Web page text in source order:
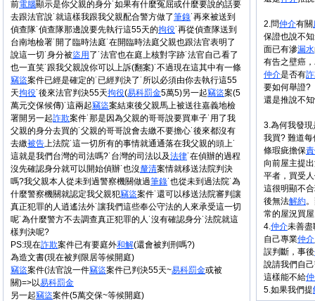
2.問仲介有關
保證也說不
面已有滲漏水
有告之壁癌
仲介是否有
要如何舉證?
還是推說不
3.為何我發現
我買? 難道每
條瑕疵擔保
向前屋主提
平者，買受
這很明顯不
後無法解約
常的屋況買
4.仲介未善盡
自己專業仲介
誤判斷，事後
說請我們自
這樣能不給
5.如果我們提
前電腦顯示是你父親的身分˙如果有什麼冤屈或什麼要說的話要
去跟法官說˙就這樣我跟我父親配合警方做了筆錄˙再來被送到
偵查隊˙偵查隊那邊說要先執行這55天的拘役˙再從偵查隊送到
台南地檢署˙開了臨時法庭˙在開臨時法庭父親也跟法官表明了
說這一切˙身分被盜用 了˙法官也在庭上核對字跡˙法官自己看了
也一直笑˙跟我父親說你可以上訴(翻案)˙不過現在這其中有一條
竊盜案件已經是確定的˙已經判決了˙所以必須由你去執行這55
天拘役˙後來法官判決55天拘役(易科罰金5萬5)另一起竊盜案(5
萬元交保候傳)˙這兩起竊盜案結束後父親馬上被送往嘉義地檢
署開另一起詐欺案件˙那是因為父親的哥哥說要買車子˙用了我
父親的身分去買的˙父親的哥哥說會去繳不要擔心˙後來都沒有
去繳被告上法院˙這一切所有的事情就通通落在我父親的頭上˙
這就是我們台灣的司法嗎?˙台灣的司法以及法律˙在偵辦的過程
沒先確認身分就可以開始偵辦˙也沒 釐清案情就移送法院判決
嗎?我父親本人從未到過警察機關做過筆錄˙也從未到過法院˙為
什麼警察機關就認定我父親犯竊盜案件˙還可以移送法院審判讓
真正犯罪的人逍遙法外˙讓我們這些奉公守法的人來承受這一切
呢˙為什麼警方不去調查真正犯罪的人˙沒有確認身分˙法院就這
樣判決呢?
PS:現在詐欺案件已有要庭外和解(還會被判刑嗎?)
為造文書(現在被判限居等候開庭)
竊盜案件(法官說一件竊盜案件已判決55天~易科罰金或被
關)=>以易科罰金
另一起竊盜案件(5萬交保~等候開庭)